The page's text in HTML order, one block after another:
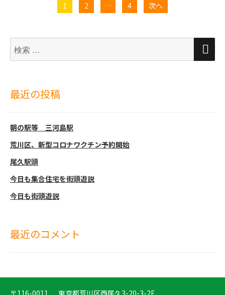
ナ
ビ
ー
ョ
ン
ペ
ジ
1
ペ
ジ
2 …
ペ
ジ
4 次へ
索
検
最近の投稿
朝の駅等 三河島駅
荒川区、新型コロナワクチン予約開始
尾久駅頭
今日も集合住宅を街頭遊説
今日も街頭遊説
最近のコメント
〒116-0011 東京都荒川区西尾久3-20-3-2F